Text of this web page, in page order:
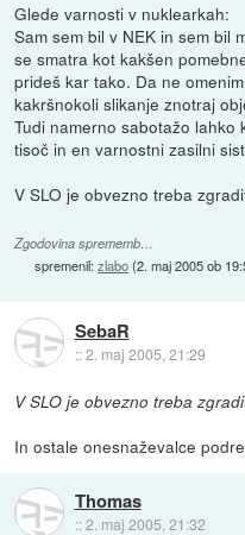
Glede varnosti v nuklearkah:
Sam sem bil v NEK in sem bil
se smatra kot kakšen
prideš kar tako. Da ne
kakršnokoli slikanje znotraj
Tudi namerno sabotažo
tisoč in en varnostni zasilni
V SLO je obvezno treba
Zgodovina sprememb…
spremenil:zlabo(2. maj 2005 ob
SebaR
::2. maj 2005, 21:29
V SLO je obvezno treba
In ostale onesnaževalce
Thomas
::2. maj 2005, 21:32